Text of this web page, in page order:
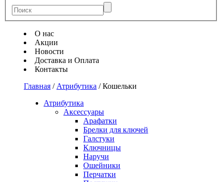
О нас
Акции
Новости
Доставка и Оплата
Контакты
Главная / Атрибутика /Кошельки
Атрибутика
Аксессуары
Арафатки
Брелки для ключей
Галстуки
Ключницы
Наручи
Ошейники
Перчатки